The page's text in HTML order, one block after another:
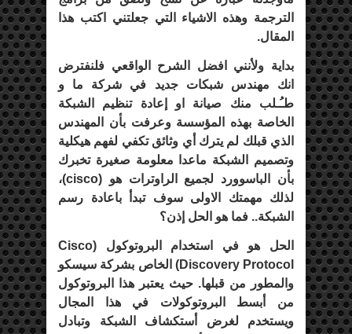
الترجمة وهذه الاشياء التي جعلتني اكتب هذا
المقال.
بداية ولأنني افضل الشرح الواقعي فلنفترض
انك مهندس شبكات جديد في شركة ما و
طـُـلب منك صيانة او إعادة تنظيم الشبكة
الخاصة بهذه المؤسسة وعرفت بأن المهندس
الذي قبلك لم يترك أي وثائق تكفي لفهم هيكلية
وتصميم الشبكة ماعدا معلومة صغيرة تخبرك
بأن الباسوورد لجميع الراوترات هو (cisco)،
لذلك مهمتك الاولى سوف تبدأ باعادة رسم
الشبكة.. فما هو الحل إذن؟
الحل هو في استخدام البروتوكول (Cisco
Discovery Protocol) الخاص بشركة سيسكو
والمطور من قبلها. حيث يعتبر هذا البروتوكول
من أبسط البروتوكولات في هذا المجال
ويستخدم لغرض أستكشاف الشبكة وتبادل